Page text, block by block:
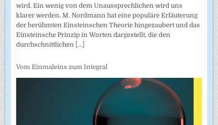
wird. Ein wenig von dem Unaussprechlichen wird uns
klarer werden. M. Nordmann hat eine populäre Erläuterung
der berühmten Einsteinschen Theorie hingezaubert und das
Einsteinsche Prinzip in Worten dargestellt, die den
durchschnittlichen [...]
Vom Einmaleins zum Integral